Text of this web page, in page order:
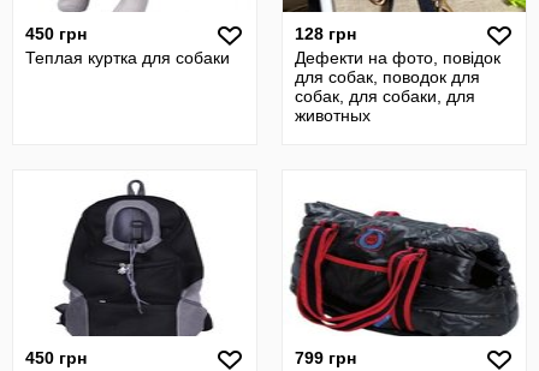
450 грн
Теплая куртка для собаки
128 грн
Дефекти на фото, повідок
для собак, поводок для
собак, для собаки, для
животных
450 грн
799 грн